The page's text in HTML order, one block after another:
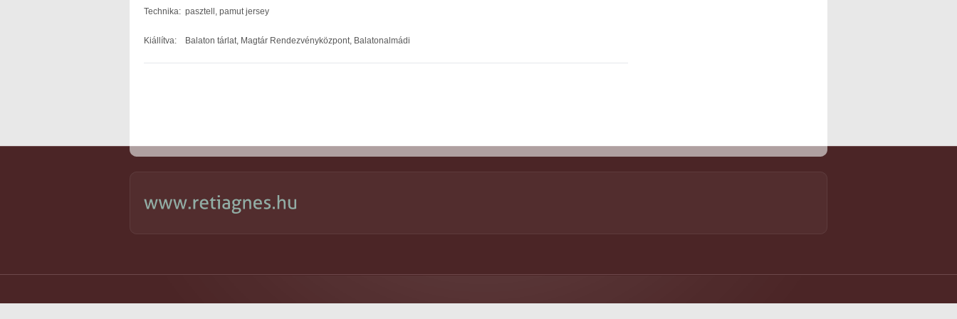
Technika: pasztell, pamut jersey
Kiállítva: Balaton tárlat, Magtár Rendezvényközpont, Balatonalmádi